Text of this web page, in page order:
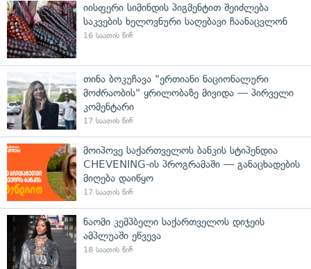
იისფერი სიმინდის პიგმენტით შეიძლება
საკვების ხელოვნური საღებავი ჩაანაცვლონ
16 საათის წინ
თინა ბოკუჩავა "ერთიანი ნაციონალური
მოძრაობის" ყრილობაზე მივიდა — პირველი
კომენტარი
17 საათის წინ
მოიპოვე საქართველოს ბანკის სტიპენდია
CHEVENING-ის პროგრამაში — განაცხადების
მიღება დაიწყო
17 საათის წინ
ნაომი კემპბელი საქართველოს დიჯეის
ამპლუაში ეწვევა
18 საათის წინ